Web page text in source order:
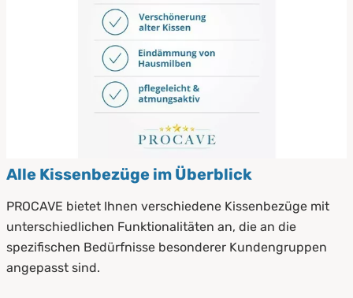
Alle Kissenbezüge im Überblick
PROCAVE bietet Ihnen verschiedene Kissenbezüge mit
unterschiedlichen Funktionalitäten an, die an die
spezifischen Bedürfnisse besonderer Kundengruppen
angepasst sind.